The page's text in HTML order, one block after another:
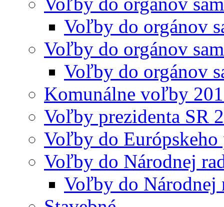
Voľby do orgánov
Voľby do orgánov
Voľby do orgánov
Komunálne voľby
Voľby prezidenta SR
Voľby do Európskeho
Voľby do Národnej
Voľby do Národnej